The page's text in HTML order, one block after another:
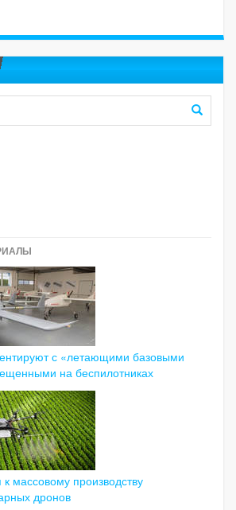
с «летающими базовыми
на беспилотниках
к массовому производству
дронов